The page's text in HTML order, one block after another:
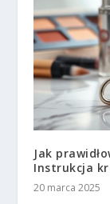
Jak
Instrukcja
20 marca 2025